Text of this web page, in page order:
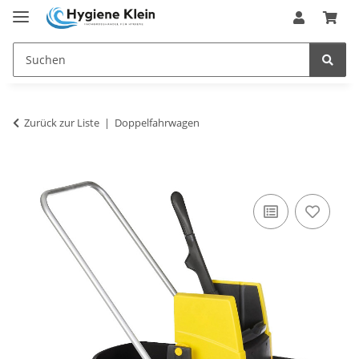
Zurück zur Liste Doppelfahrwagen